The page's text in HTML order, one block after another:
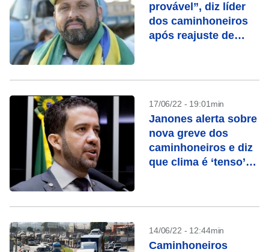
provável”, diz líder
dos caminhoneiros
após reajuste de
17/06/22 - 19:01min
Janones alerta sobre
nova greve dos
caminhoneiros e diz
que clima é ‘tenso’
14/06/22 - 12:44min
Caminhoneiros